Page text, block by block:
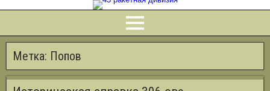
Метка: Попов